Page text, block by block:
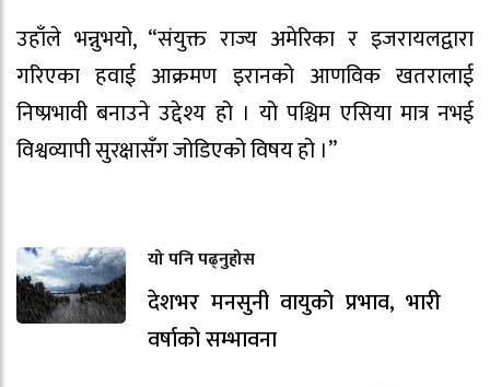
उहाँले भन्नुभयो, “संयुक्त राज्य अमेरिका र इजरायलद्वारा
गरिएका हवाई आक्रमण इरानको आणविक खतरालाई
निष्प्रभावी बनाउने उद्देश्य हो । यो पश्चिम एसिया मात्र नभई
विश्वव्यापी सुरक्षासँग जोडिएको विषय हो ।”
यो पनि पढ्नुहोस
देशभर मनसुनी वायुको प्रभाव, भारी
वर्षाको सम्भावना